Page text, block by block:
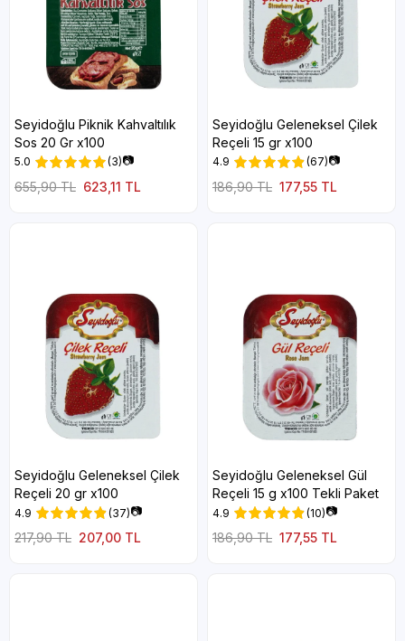
Seyidoğlu Piknik Kahvaltılık
Sos 20 Gr x100
5.0 (3)📷
623,11 TL
655,90 TL
Seyidoğlu Geleneksel Çilek
Reçeli 15 gr x100
4.9 (67)📷
177,55 TL
186,90 TL
Seyidoğlu Geleneksel Çilek
Reçeli 20 gr x100
4.9 (37)📷
207,00 TL
217,90 TL
Seyidoğlu Geleneksel Gül
Reçeli 15 g x100 Tekli Paket
4.9 (10)📷
177,55 TL
186,90 TL